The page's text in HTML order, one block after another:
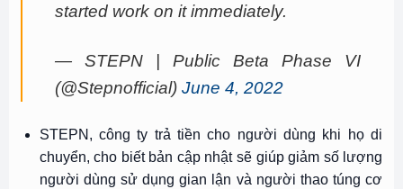
started work on it immediately.
— STEPN | Public Beta Phase VI
(@Stepnofficial) June 4, 2022
STEPN, công ty trả tiền cho người dùng khi họ di
chuyển, cho biết bản cập nhật sẽ giúp giảm số lượng
người dùng sử dụng gian lận và người thao túng cơ